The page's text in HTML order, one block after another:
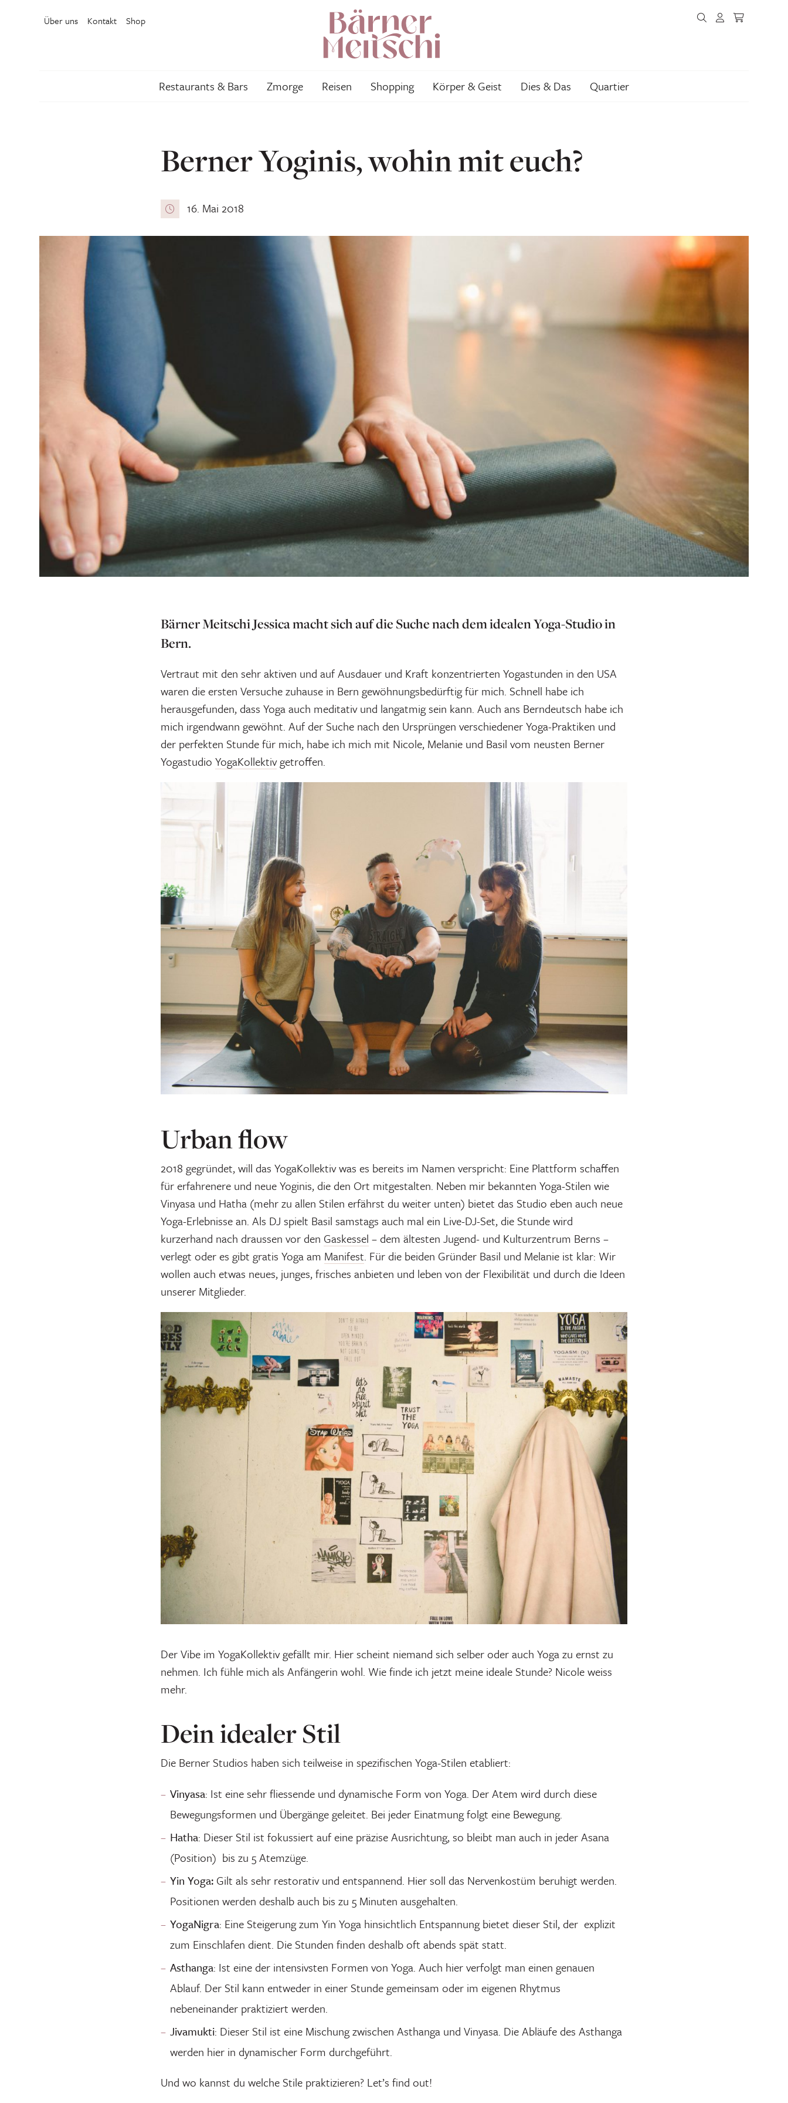
Über uns Kontakt Shop
Restaurants & Bars Zmorge Reisen Shopping Körper & Geist Dies & Das Quartier
Berner Yoginis, wohin mit euch?
16. Mai 2018
Bärner Meitschi Jessica macht sich auf die Suche nach dem idealen Yoga-Studio in
Bern.
Vertraut mit den sehr aktiven und auf Ausdauer und Kraft konzentrierten Yogastunden in den USA
waren die ersten Versuche zuhause in Bern gewöhnungsbedürftig für mich. Schnell habe ich
herausgefunden, dass Yoga auch meditativ und langatmig sein kann. Auch ans Berndeutsch habe ich
mich irgendwann gewöhnt. Auf der Suche nach den Ursprüngen verschiedener Yoga-Praktiken und
der perfekten Stunde für mich, habe ich mich mit Nicole, Melanie und Basil vom neusten Berner
Yogastudio YogaKollektivgetroffen.
Urban flow
2018 gegründet, will das YogaKollektiv was es bereits im Namen verspricht: Eine Plattform schaffen
für erfahrenere und neue Yoginis, die den Ort mitgestalten. Neben mir bekannten Yoga-Stilen wie
Vinyasa und Hatha (mehr zu allen Stilen erfährst du weiter unten) bietet das Studio eben auch neue
Yoga-Erlebnisse an. Als DJ spielt Basil samstags auch mal ein Live-DJ-Set, die Stunde wird
kurzerhand nach draussen vor den Gaskessel – dem ältesten Jugend- und Kulturzentrum Berns –
verlegt oder es gibt gratis Yoga am Manifest. Für die beiden Gründer Basil und Melanie ist klar: Wir
wollen auch etwas neues, junges, frisches anbieten und leben von der Flexibilität und durch die Ideen
unserer Mitglieder.
Der Vibe im YogaKollektiv gefällt mir. Hier scheint niemand sich selber oder auch Yoga zu ernst zu
nehmen. Ich fühle mich als Anfängerin wohl. Wie finde ich jetzt meine ideale Stunde? Nicole weiss
mehr.
Dein idealer Stil
Die Berner Studios haben sich teilweise in spezifischen Yoga-Stilen etabliert:
Vinyasa: Ist eine sehr fliessende und dynamische Form von Yoga. Der Atem wird durch diese
Bewegungsformen und Übergänge geleitet. Bei jeder Einatmung folgt eine Bewegung.
Hatha: Dieser Stil ist fokussiert auf eine präzise Ausrichtung, so bleibt man auch in jeder Asana
(Position) bis zu 5 Atemzüge.
Yin Yoga: Gilt als sehr restorativ und entspannend. Hier soll das Nervenkostüm beruhigt werden.
Positionen werden deshalb auch bis zu 5 Minuten ausgehalten.
YogaNigra: Eine Steigerung zum Yin Yoga hinsichtlich Entspannung bietet dieser Stil, der explizit
zum Einschlafen dient. Die Stunden finden deshalb oft abends spät statt.
Asthanga: Ist eine der intensivsten Formen von Yoga. Auch hier verfolgt man einen genauen
Ablauf. Der Stil kann entweder in einer Stunde gemeinsam oder im eigenen Rhytmus
nebeneinander praktiziert werden.
Jivamukti: Dieser Stil ist eine Mischung zwischen Asthanga und Vinyasa. Die Abläufe des Asthanga
werden hier in dynamischer Form durchgeführt.
Und wo kannst du welche Stile praktizieren? Let’s find out!